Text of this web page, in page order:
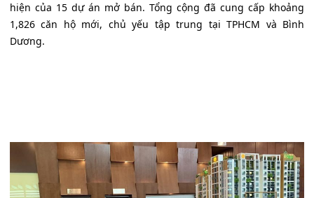
hiện của 15 dự án mở bán. Tổng cộng đã cung cấp khoảng
1,826 căn hộ mới, chủ yếu tập trung tại TPHCM và Bình
Dương.